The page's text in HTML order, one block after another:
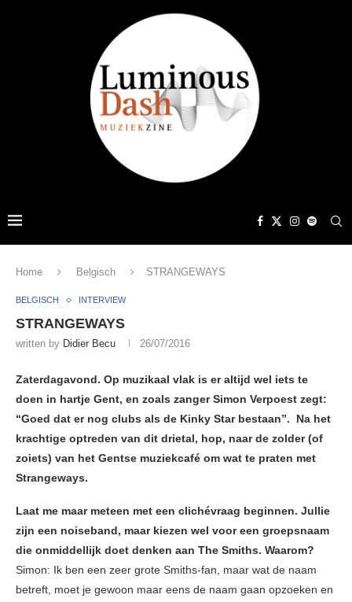
Home Belgisch STRANGEWAYS
BELGISCH INTERVIEW
STRANGEWAYS
written by Didier Becu 26/07/2016
Zaterdagavond. Op muzikaal vlak is er altijd wel iets te
doen in hartje Gent, en zoals zanger Simon Verpoest zegt:
“Goed dat er nog clubs als de Kinky Star bestaan”. Na het
krachtige optreden van dit drietal, hop, naar de zolder (of
zoiets) van het Gentse muziekcafé om wat te praten met
Strangeways.
Laat me maar meteen met een clichévraag beginnen. Jullie
zijn een noiseband, maar kiezen wel voor een groepsnaam
die onmiddellijk doet denken aan The Smiths. Waarom?
Simon: Ik ben een zeer grote Smiths-fan, maar wat de naam
betreft, moet je gewoon maar eens de naam gaan opzoeken en